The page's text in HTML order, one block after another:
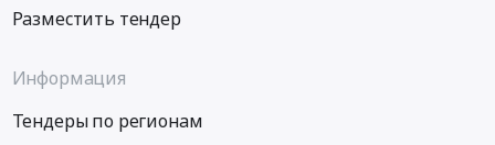
Разместить тендер
Информация
Тендеры по регионам